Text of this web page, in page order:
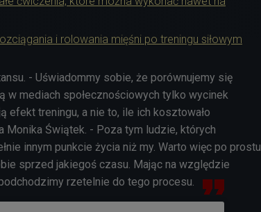
i rolowania mięśni po treningu siłowym
- Uświadommy sobie, że porównujemy się
w mediach społecznościowych tylko wycinek
efekt treningu, a nie to, ile ich kosztowało
Monika Świątek. - Poza tym ludzie, których
innym punkcie życia niż my. Warto więc po prostu
sprzed jakiegoś czasu. Mając na względzie
rzetelnie do tego procesu.